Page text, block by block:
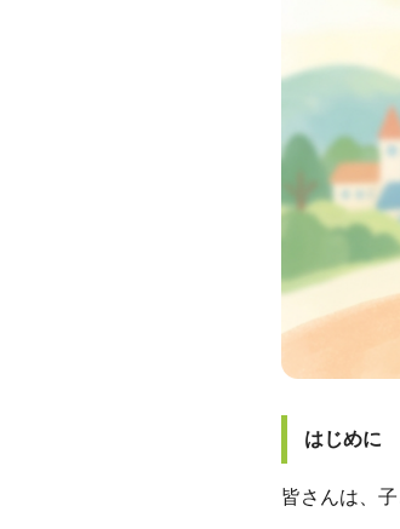
はじめに
皆さんは、